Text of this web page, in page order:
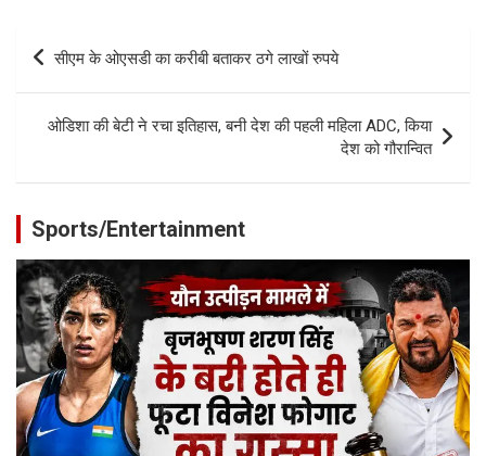
Post
navigation
सीएम के ओएसडी का करीबी बताकर ठगे लाखों रुपये
ओडिशा की बेटी ने रचा इतिहास, बनी देश की पहली महिला ADC, किया
देश को गौरान्वित
Sports/Entertainment